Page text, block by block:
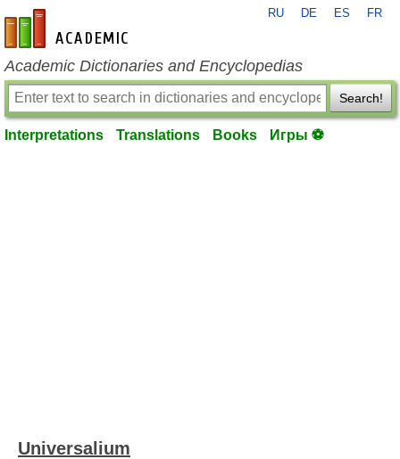
en-academic.com
RU DE ES FR
Academic Dictionaries and Encyclopedias
Search!
Interpretations Translations Books Игры ⚽
Universalium